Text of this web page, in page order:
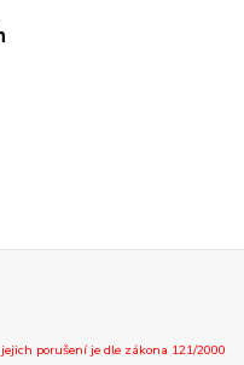
porušení je dle zákona 121/2000